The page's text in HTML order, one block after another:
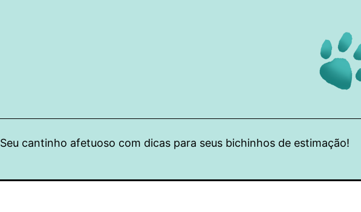
Seu cantinho afetuoso com dicas para seus bichinhos de estimação!